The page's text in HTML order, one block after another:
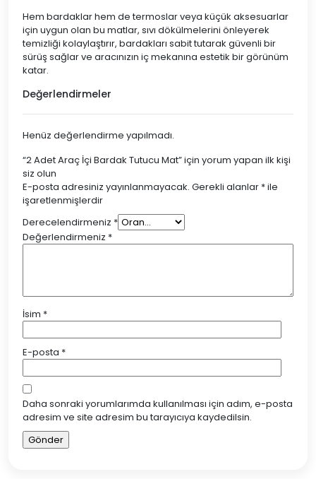
Hem bardaklar hem de termoslar veya küçük aksesuarlar
için uygun olan bu matlar, sıvı dökülmelerini önleyerek
temizliği kolaylaştırır, bardakları sabit tutarak güvenli bir
sürüş sağlar ve aracınızın iç mekanına estetik bir görünüm
katar.
Değerlendirmeler
Henüz değerlendirme yapılmadı.
“2 Adet Araç İçi Bardak Tutucu Mat” için yorum yapan ilk kişi
siz olun
E-posta adresiniz yayınlanmayacak. Gerekli alanlar *ile
işaretlenmişlerdir
Derecelendirmeniz *
Değerlendirmeniz *
İsim *
E-posta *
Daha sonraki yorumlarımda kullanılması için adım, e-posta
adresim ve site adresim bu tarayıcıya kaydedilsin.